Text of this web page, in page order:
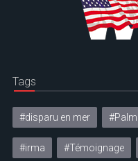
Tags
#disparu en mer
#irma #Témoignage